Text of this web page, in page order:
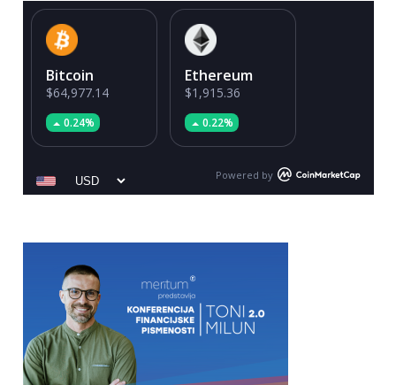
Bitcoin
$64,977.14
0.24%
Ethereum
$1,915.36
0.22%
Powered by